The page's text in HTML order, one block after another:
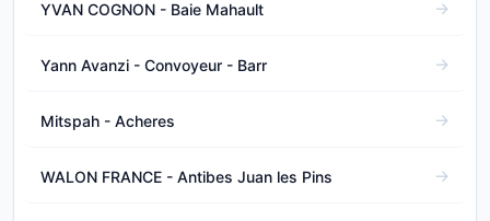
YVAN COGNON - Baie Mahault
Yann Avanzi - Convoyeur - Barr
Mitspah - Acheres
WALON FRANCE - Antibes Juan les Pins